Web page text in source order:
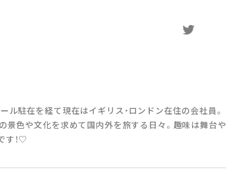
ル駐在を経て現在はイギリス・ロンドン在住の会社員。
景色や文化を求めて国内外を旅する日々。趣味は舞台や
す！♡